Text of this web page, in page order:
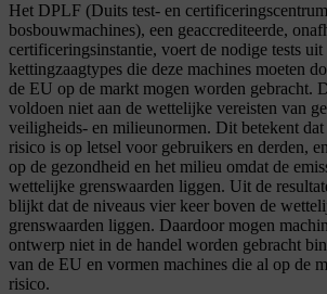
Het DPLF (Duits test- en
bosbouwmachines), een geaccrediteerde,
certificeringsinstantie, voert de nodige tests
kettingzaagtypes die deze machines moeten
de EU op de markt mogen worden gebracht.
voldoen niet aan de wettelijke vereisten van
veiligheids- en milieunormen. Dit betekent dat
risico is op letsel voor gebruikers en derden,
op de gezondheid en het milieu omdat de
wettelijke grenswaarden liggen. Uit de
blijkt dat de niveaus vier keer boven de
grenswaarden liggen. Daardoor mogen
ontwerp niet in de handel worden gebracht
van de EU en vormen machines die al op de
risico.